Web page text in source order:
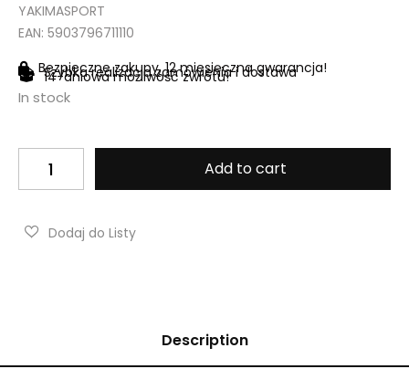
YAKIMASPORT
EAN: 5903796711110
Bezpieczne zakupy, 12 miesięczna gwarancja!
Szybka realizacja zamówienia i dostawa
14-dniowa możliwość zwrotu!
In stock
Add to cart
Description